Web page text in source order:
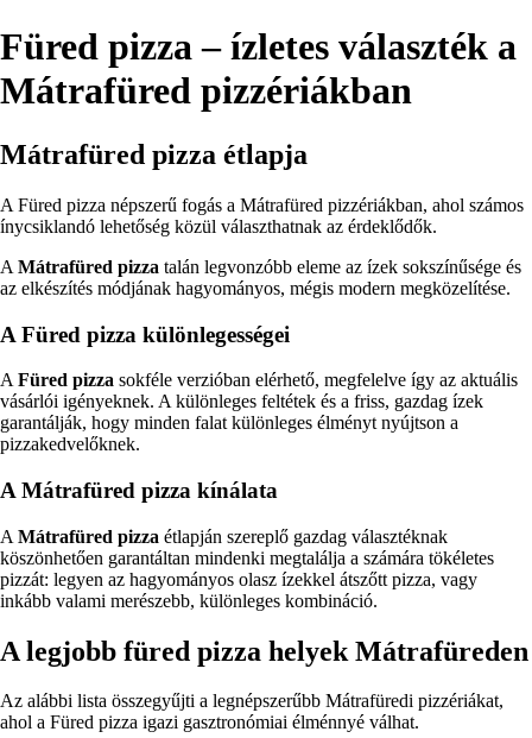
Füred pizza – ízletes választék a
Mátrafüred pizzériákban
Mátrafüred pizza étlapja
A Füred pizza népszerű fogás a Mátrafüred pizzériákban, ahol számos
ínycsiklandó lehetőség közül választhatnak az érdeklődők.
A Mátrafüred pizza talán legvonzóbb eleme az ízek sokszínűsége és
az elkészítés módjának hagyományos, mégis modern megközelítése.
A Füred pizza különlegességei
A Füred pizza sokféle verzióban elérhető, megfelelve így az aktuális
vásárlói igényeknek. A különleges feltétek és a friss, gazdag ízek
garantálják, hogy minden falat különleges élményt nyújtson a
pizzakedvelőknek.
A Mátrafüred pizza kínálata
A Mátrafüred pizza étlapján szereplő gazdag választéknak
köszönhetően garantáltan mindenki megtalálja a számára tökéletes
pizzát: legyen az hagyományos olasz ízekkel átszőtt pizza, vagy
inkább valami merészebb, különleges kombináció.
A legjobb füred pizza helyek Mátrafüreden
Az alábbi lista összegyűjti a legnépszerűbb Mátrafüredi pizzériákat,
ahol a Füred pizza igazi gasztronómiai élménnyé válhat.